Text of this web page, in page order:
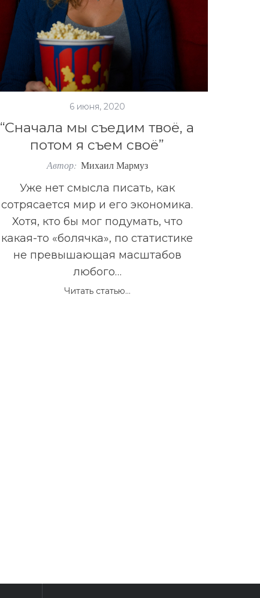
6 июня, 2020
“Сначала мы съедим твоё, а
потом я съем своё”
Автор: Михаил Мармуз
Уже нет смысла писать, как
сотрясается мир и его экономика.
Хотя, кто бы мог подумать, что
какая-то «болячка», по статистике
не превышающая масштабов
любого…
Читать статью...